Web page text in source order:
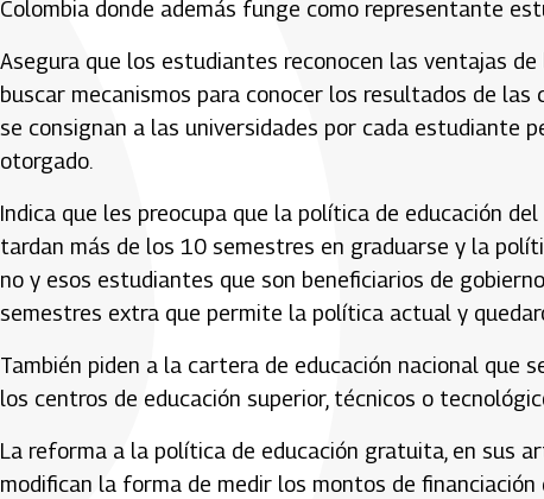
Colombia donde además funge como representante
Asegura que los estudiantes reconocen las ventajas
buscar mecanismos para conocer los resultados de
se consignan a las universidades por cada estudiante
otorgado.
Indica que les preocupa que la política de educación
tardan más de los 10 semestres en graduarse y la
no y esos estudiantes que son beneficiarios de
semestres extra que permite la política actual y
También piden a la cartera de educación nacional que
los centros de educación superior, técnicos o
La reforma a la política de educación gratuita, en sus
modifican la forma de medir los montos de financiación